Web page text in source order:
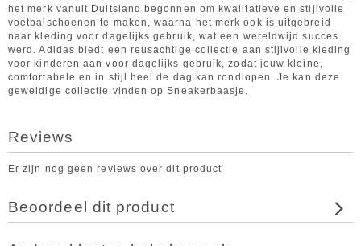
het merk vanuit Duitsland begonnen om kwalitatieve en stijlvolle
voetbalschoenen te maken, waarna het merk ook is uitgebreid
naar kleding voor dagelijks gebruik, wat een wereldwijd succes
werd. Adidas biedt een reusachtige collectie aan stijlvolle kleding
voor kinderen aan voor dagelijks gebruik, zodat jouw kleine,
comfortabele en in stijl heel de dag kan rondlopen. Je kan deze
geweldige collectie vinden op Sneakerbaasje.
Reviews
Er zijn nog geen reviews over dit product
Beoordeel dit product